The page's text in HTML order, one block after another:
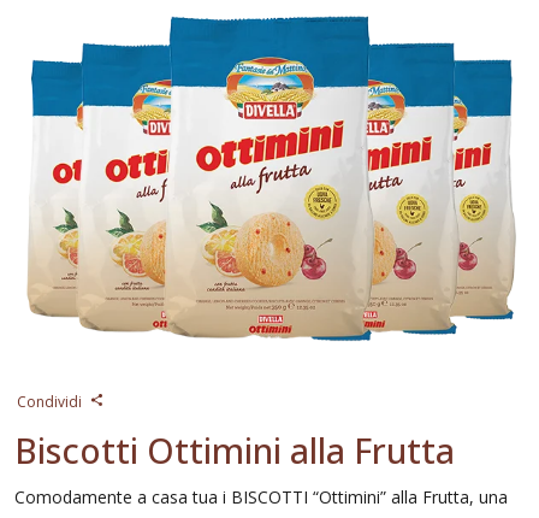
Condividi
Biscotti Ottimini alla Frutta
Comodamente a casa tua i BISCOTTI “Ottimini” alla Frutta, una